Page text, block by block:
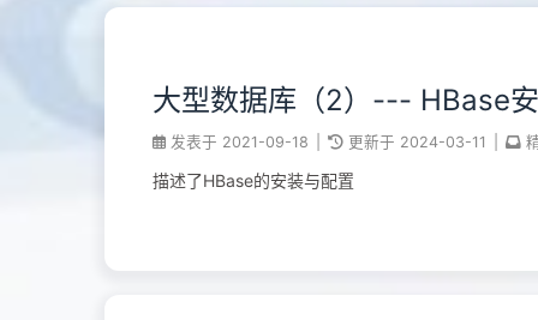
大型数据库（2）--- HBase
发表于 2021-09-18 更新于 2024-03-11
描述了HBase的安装与配置